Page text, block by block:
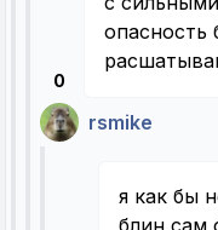
0
опасность
rsmike
я как бы
блин сам